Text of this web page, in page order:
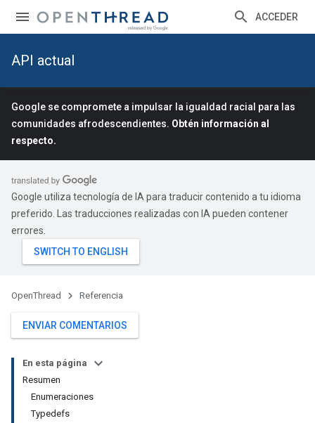
ACCEDER
API actual
Google se compromete a impulsar la igualdad racial para las
comunidades afrodescendientes. Obtén información al
respecto.
Google utiliza tecnología de IA para traducir contenido a tu idioma
preferido. Las traducciones realizadas con IA pueden contener
errores.
OpenThread Referencia
ENVIAR COMENTARIOS
En esta página
Resumen
Enumeraciones
Typedefs